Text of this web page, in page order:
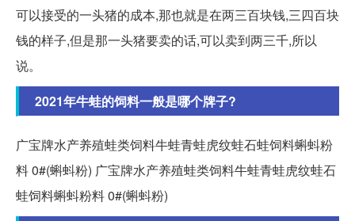
可以接受的一头猪的成本,那也就是在两三百块钱,三四百块
钱的样子,但是那一头猪要卖的话,可以卖到两三千,所以
说。
2021年牛蛙的饲料一般是哪个牌子?
广宝牌水产养殖蛙类饲料牛蛙青蛙虎纹蛙石蛙饲料蝌蚪粉
料 0#(蝌蚪粉) 广宝牌水产养殖蛙类饲料牛蛙青蛙虎纹蛙石
蛙饲料蝌蚪粉料 0#(蝌蚪粉)